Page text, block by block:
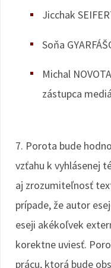
Jicchak
Soňa
Michal
zástupca
7. Porota bude
vzťahu k vyhlásenej
aj zrozumiteľnosť
prípade, že autor
eseji akékoľvek
korektne uviesť.
prácu, ktorá bude